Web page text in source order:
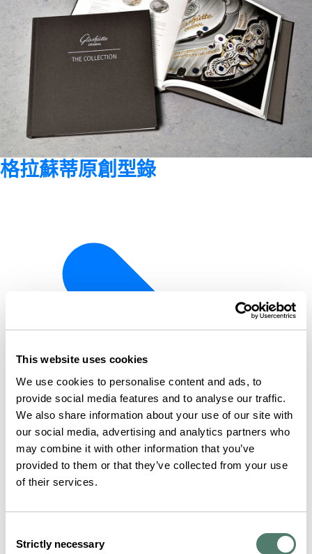
This website uses cookies
We use cookies to personalise content and ads, to
provide social media features and to analyse our traffic.
We also share information about your use of our site with
our social media, advertising and analytics partners who
may combine it with other information that you’ve
provided to them or that they’ve collected from your use
of their services.
Selection
Strictly necessary
格拉蘇蒂原創型錄